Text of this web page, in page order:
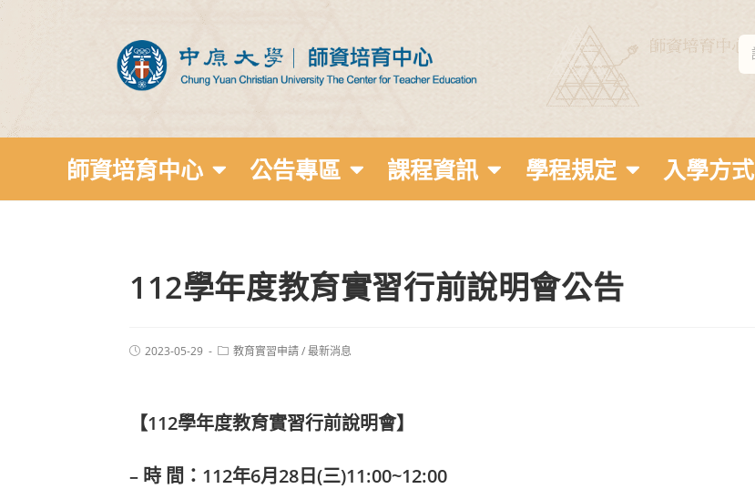
師資培育中心 公告專區 課程資訊 學程規定 入學方式
112學年度教育實習行前說明會公告
2023-05-29 教育實習申請/最新消息
【112學年度教育實習行前說明會】
– 時 間：112年6月28日(三)11:00~12:00